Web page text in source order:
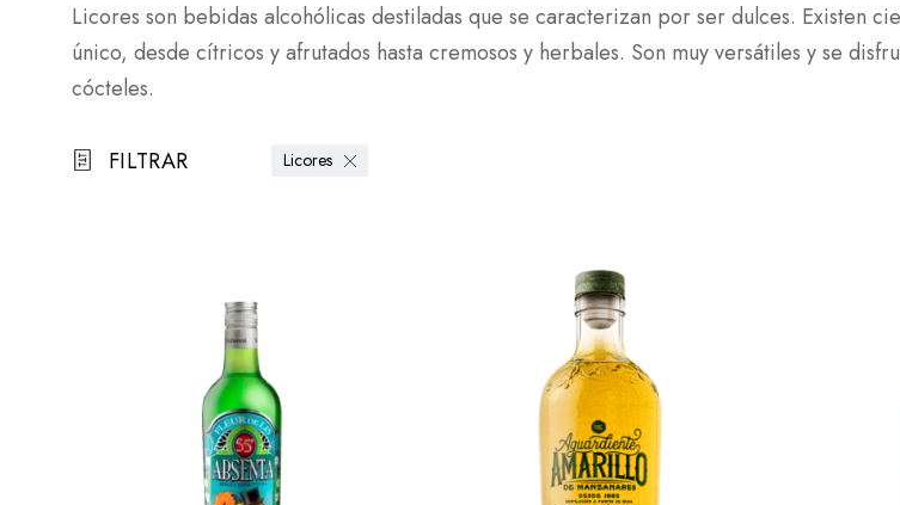
Licores son bebidas alcohólicas destiladas que se caracterizan por ser dulces. Existen
único, desde cítricos y afrutados hasta cremosos y herbales. Son muy versátiles y se
cócteles.
FILTRAR Licores